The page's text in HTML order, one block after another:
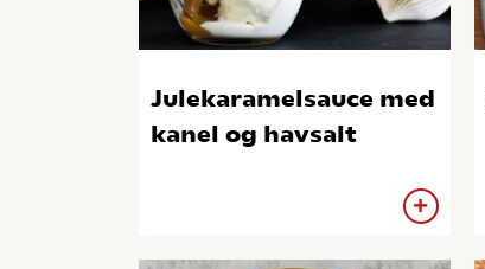
Julekaramelsauce med
kanel og havsalt